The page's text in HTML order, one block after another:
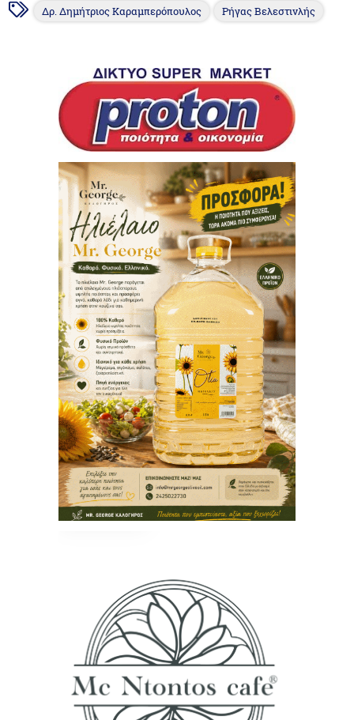
Δρ. Δημήτριος Καραμπερόπουλος Ρήγας Βελεστινλής